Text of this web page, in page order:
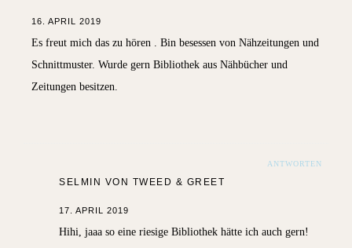
16. APRIL 2019
Es freut mich das zu hören . Bin besessen von Nähzeitungen und
Schnittmuster. Wurde gern Bibliothek aus Nähbücher und
Zeitungen besitzen.
ANTWORTEN
SELMIN VON TWEED & GREET
17. APRIL 2019
Hihi, jaaa so eine riesige Bibliothek hätte ich auch gern!